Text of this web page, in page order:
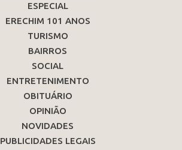
ESPECIAL
ERECHIM 101 ANOS
TURISMO
BAIRROS
SOCIAL
ENTRETENIMENTO
OBITUÁRIO
OPINIÃO
NOVIDADES
PUBLICIDADES LEGAIS